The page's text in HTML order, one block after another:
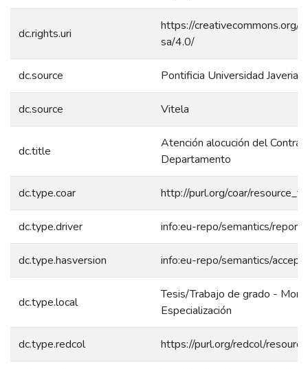
dc.rights.uri
https://creativecommons.org/
sa/4.0/
dc.source Pontificia Universidad
dc.source Vitela
dc.title
Atención alocución del
Departamento
dc.type.coar http://purl.org/coar/
dc.type.driver info:eu-repo/semantics/report
dc.type.hasversion info:eu-repo/semantics/
dc.type.local
Tesis/Trabajo de grado -
Especialización
dc.type.redcol https://purl.org/redcol/